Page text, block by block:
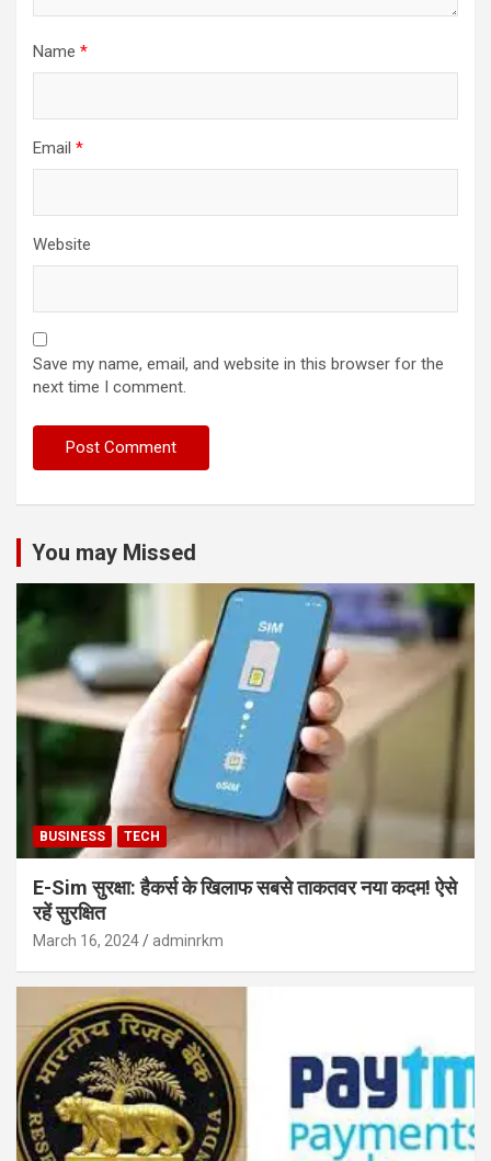
Name *
Email *
Website
Save my name, email, and website in this browser for the
next time I comment.
You may Missed
BUSINESS TECH
E-Sim सुरक्षा: हैकर्स के खिलाफ सबसे ताकतवर नया कदम! ऐसे
रहें सुरक्षित
March 16, 2024 adminrkm